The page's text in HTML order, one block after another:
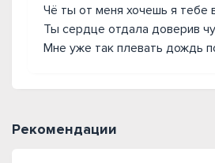
Чё ты от меня хочешь я тебе
Ты сердце отдала доверив
Мне уже так плевать дождь
Рекомендации